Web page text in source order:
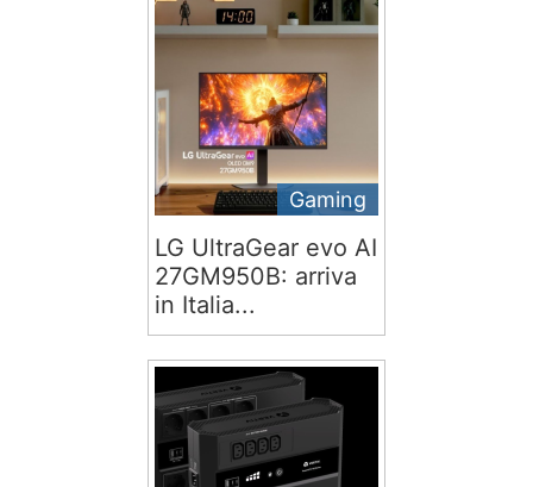
Gaming
LG UltraGear evo AI
27GM950B: arriva
in Italia...